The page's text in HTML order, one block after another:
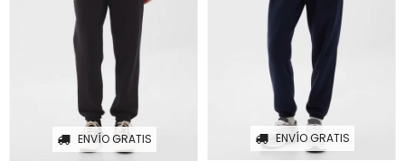
ENVÍO GRATIS ENVÍO GRATIS